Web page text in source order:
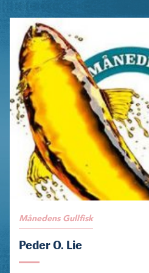
Månedens Gullfisk
Peder O. Lie